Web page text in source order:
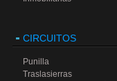
CIRCUITOS
Punilla
Traslasierras